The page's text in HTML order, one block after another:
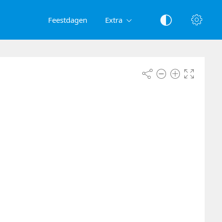
Feestdagen Extra